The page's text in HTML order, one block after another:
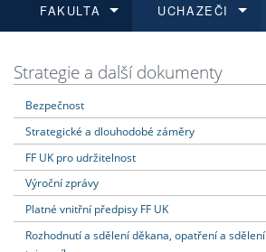
FAKULTA
Dozvědět se více
UCHAZEČI
Podat přihlášku
Dozvědět se více
Dozvědět se více
Dozvědět se více
Strategie a další dokumenty
Bezpečnost
Strategické a dlouhodobé záměry
FF UK pro udržitelnost
Výroční zprávy
Platné vnitřní předpisy FF UK
Rozhodnutí a sdělení děkana, opatření a sdělení